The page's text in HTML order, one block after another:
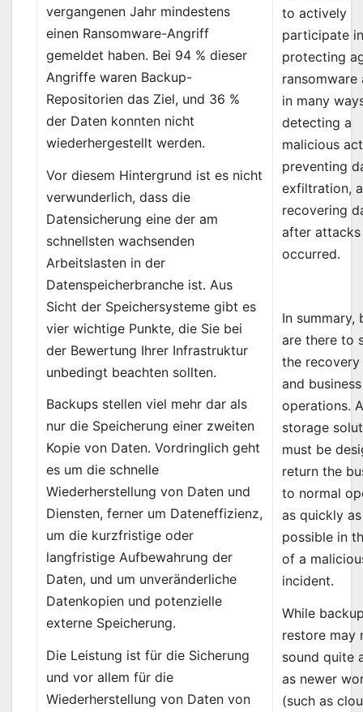
vergangenen Jahr mindestens
einen Ransomware-Angriff
gemeldet haben. Bei 94 % dieser
Angriffe waren Backup-
Repositorien das Ziel, und 36 %
der Daten konnten nicht
wiederhergestellt werden.
Vor diesem Hintergrund ist es nicht
verwunderlich, dass die
Datensicherung eine der am
schnellsten wachsenden
Arbeitslasten in der
Datenspeicherbranche ist. Aus
Sicht der Speichersysteme gibt es
vier wichtige Punkte, die Sie bei
der Bewertung Ihrer Infrastruktur
unbedingt beachten sollten.
Backups stellen viel mehr dar als
nur die Speicherung einer zweiten
Kopie von Daten. Vordringlich geht
es um die schnelle
Wiederherstellung von Daten und
Diensten, ferner um Dateneffizienz,
um die kurzfristige oder
langfristige Aufbewahrung der
Daten, und um unveränderliche
Datenkopien und potenzielle
externe Speicherung.
Die Leistung ist für die Sicherung
und vor allem für die
Wiederherstellung von Daten von
to actively
participate
protecting
ransomware
in many
detecting a
malicious
preventing
exfiltration,
recovering
after attacks
occurred.
In summary,
are there to
the
and business
operations.
storage
must be
return the
to normal
as quickly as
possible in
of a
incident.
While
restore may
sound quite
as newer
(such as